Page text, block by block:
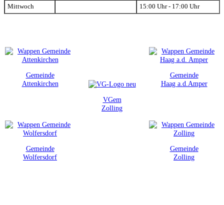
Mittwoch 15:00 Uhr - 17:00 Uhr
Gemeinde
Attenkirchen
VGem
Zolling
Gemeinde
Haag a.d.Amper
Gemeinde
Wolfersdorf
Gemeinde
Zolling